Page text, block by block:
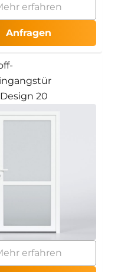
erfahren
Anfragen
20
erfahren